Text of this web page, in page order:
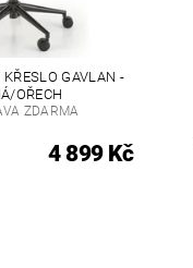
KŘESLO GAVLAN -
OŘECH
ZDARMA
4 899 Kč